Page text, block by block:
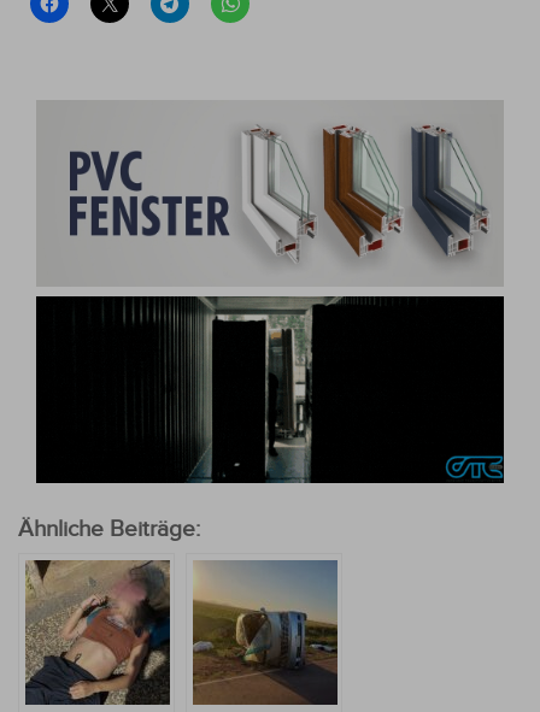
Ähnliche Beiträge: